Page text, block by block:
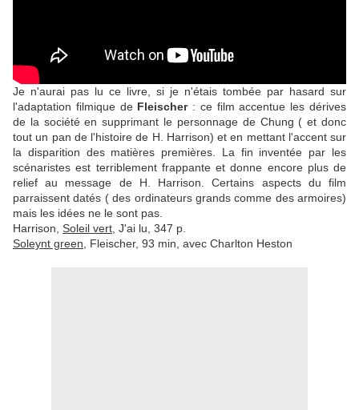
Je n'aurai pas lu ce livre, si je n'étais tombée par hasard sur
l'adaptation filmique de Fleischer: ce film accentue les dérives
de la société en supprimant le personnage de Chung ( et donc
tout un pan de l'histoire de H. Harrison) et en mettant l'accent sur
la disparition des matières premières. La fin inventée par les
scénaristes est terriblement frappante et donne encore plus de
relief au message de H. Harrison. Certains aspects du film
parraissent datés ( des ordinateurs grands comme des armoires)
mais les idées ne le sont pas.
Harrison, Soleil vert , J'ai lu, 347 p.
Soleynt green , Fleischer, 93 min, avec Charlton Heston